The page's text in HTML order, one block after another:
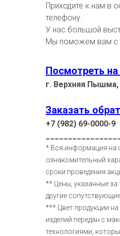
Приходите к нам в
телефону.
У нас большой
Мы поможем вам с
Посмотреть на
г. Верхняя
Заказать
+7 (982) 69-0000-9
* Вся информация на
ознакомительный
сроки проведения
** Цены, указанные
другие
*** Цвет продукции
изделий передан с
технологиями,